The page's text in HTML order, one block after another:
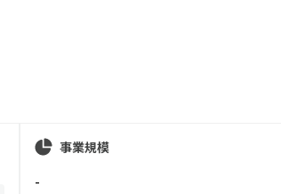
事業規模
-